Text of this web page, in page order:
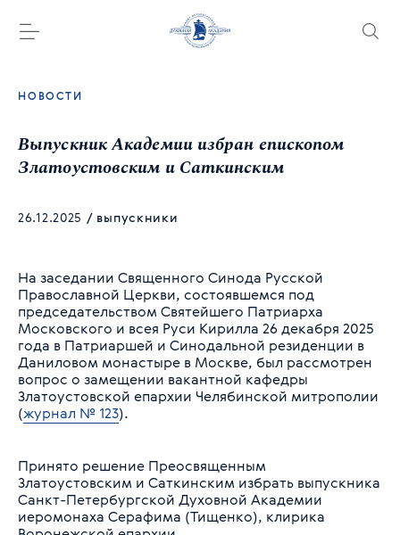
НОВОСТИ
Выпускник Академии избран епископом
Златоустовским и Саткинским
26.12.2025 / выпускники
На заседании Священного Синода Русской
Православной Церкви, состоявшемся под
председательством Святейшего Патриарха
Московского и всея Руси Кирилла 26 декабря 2025
года в Патриаршей и Синодальной резиденции в
Даниловом монастыре в Москве, был рассмотрен
вопрос о замещении вакантной кафедры
Златоустовской епархии Челябинской митрополии
(журнал № 123).
Принято решение Преосвященным
Златоустовским и Саткинским избрать выпускника
Санкт-Петербургской Духовной Академии
иеромонаха Серафима (Тищенко), клирика